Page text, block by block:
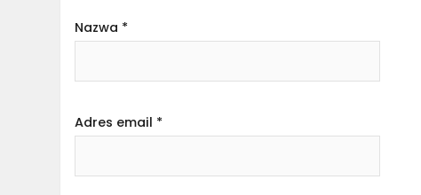
Nazwa *
Adres email *